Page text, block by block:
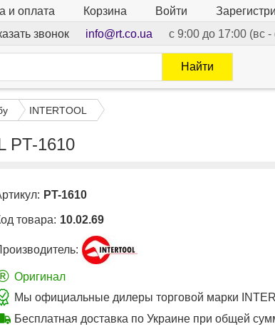
и оплата Корзина Войти
звонок info@rt.co.ua с 9:00 до 17:00 (вс
Найти
INTERTOOL
PT-1610
PT-1610
товара: 10.02.69
Оригинал
Мы официальные дилеры торговой марки
Бесплатная доставка по Украине при общей